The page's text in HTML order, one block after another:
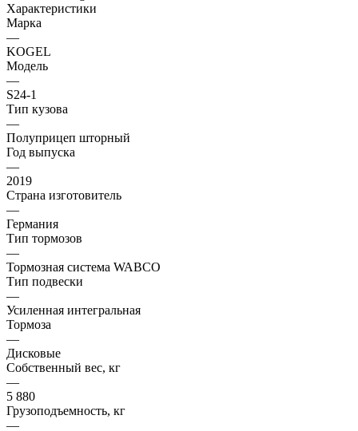
Характеристики
Марка
—
KOGEL
Модель
—
S24-1
Тип кузова
—
Полуприцеп шторный
Год выпуска
—
2019
Страна изготовитель
—
Германия
Тип тормозов
—
Тормозная система WABCO
Тип подвески
—
Усиленная интегральная
Тормоза
—
Дисковые
Собственный вес, кг
—
5 880
Грузоподъемность, кг
—